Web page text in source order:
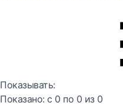
Показывать:
Показано: с 0 по 0 из 0